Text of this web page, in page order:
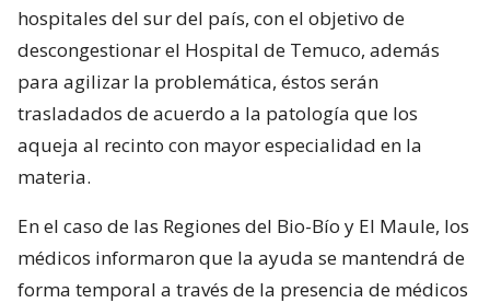
hospitales del sur del país, con el objetivo de
descongestionar el Hospital de Temuco, además
para agilizar la problemática, éstos serán
trasladados de acuerdo a la patología que los
aqueja al recinto con mayor especialidad en la
materia.
En el caso de las Regiones del Bio-Bío y El Maule, los
médicos informaron que la ayuda se mantendrá de
forma temporal a través de la presencia de médicos